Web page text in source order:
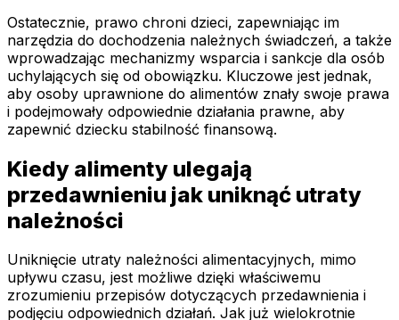
Ostatecznie, prawo chroni dzieci, zapewniając im
narzędzia do dochodzenia należnych świadczeń, a także
wprowadzając mechanizmy wsparcia i sankcje dla osób
uchylających się od obowiązku. Kluczowe jest jednak,
aby osoby uprawnione do alimentów znały swoje prawa
i podejmowały odpowiednie działania prawne, aby
zapewnić dziecku stabilność finansową.
Kiedy alimenty ulegają
przedawnieniu jak uniknąć utraty
należności
Uniknięcie utraty należności alimentacyjnych, mimo
upływu czasu, jest możliwe dzięki właściwemu
zrozumieniu przepisów dotyczących przedawnienia i
podjęciu odpowiednich działań. Jak już wielokrotnie